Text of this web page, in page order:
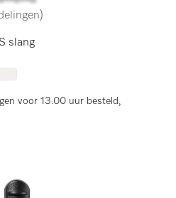
slang
voor 13.00 uur besteld,